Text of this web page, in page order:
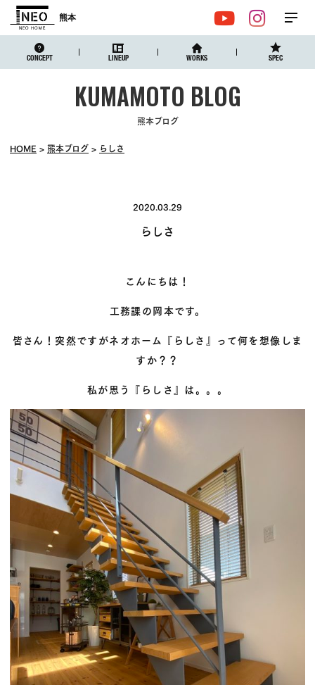
熊本
CONCEPT LINEUP WORKS SPEC
YouTube
メ
熊本ブログ
HOME 熊本ブログ らしさ
2020.03.29
らしさ
こんにちは！
工務課の岡本です。
皆さん！突然ですがネオホーム『らしさ』って何を想像しま
すか？？
私が思う『らしさ』は。。。